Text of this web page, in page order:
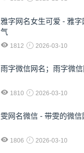
雅字网名女生可爱 - 雅
气
1812 2026-03-10
雨字微信网名；雨字微
1810 2026-03-10
雯网名微信 - 带雯的微信
1806 2026-03-10